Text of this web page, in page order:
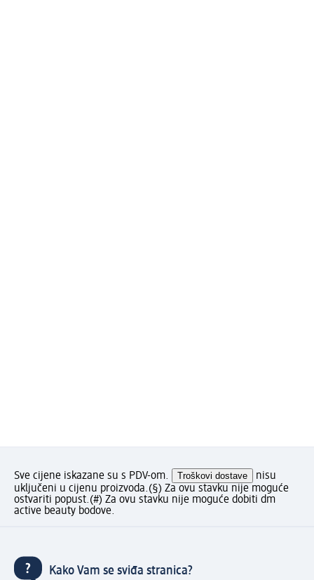
Sve cijene iskazane su s PDV-om. Troškovi dostave
nisu
uključeni u cijenu proizvoda.(§) Za ovu stavku nije moguće
ostvariti popust.(#) Za ovu stavku nije moguće dobiti dm
active beauty bodove.
Kako Vam se sviđa stranica?